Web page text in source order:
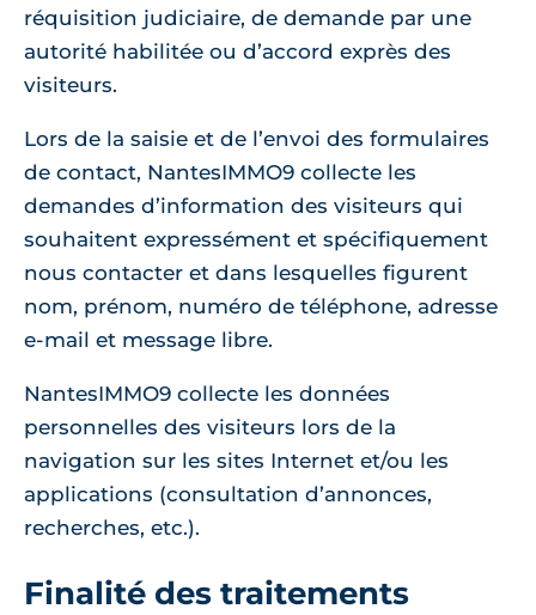
réquisition judiciaire, de demande par une
autorité habilitée ou d’accord exprès des
visiteurs.
Lors de la saisie et de l’envoi des formulaires
de contact, NantesIMMO9 collecte les
demandes d’information des visiteurs qui
souhaitent expressément et spécifiquement
nous contacter et dans lesquelles figurent
nom, prénom, numéro de téléphone, adresse
e-mail et message libre.
NantesIMMO9 collecte les données
personnelles des visiteurs lors de la
navigation sur les sites Internet et/ou les
applications (consultation d’annonces,
recherches, etc.).
Finalité des traitements